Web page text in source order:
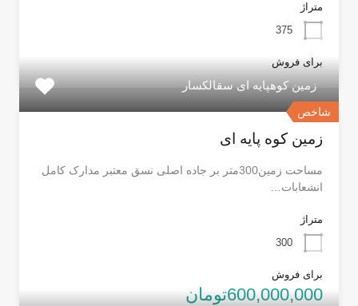
متراژ
375
برای فروش
شاخص
زمین کوهپایه ای سقالکسار
زمین کوه پایه ای
مساحت زمین300متر بر جاده اصلی نسق معتبر مدارک کامل
انشعابات…
متراژ
300
برای فروش
600,000,000تومان